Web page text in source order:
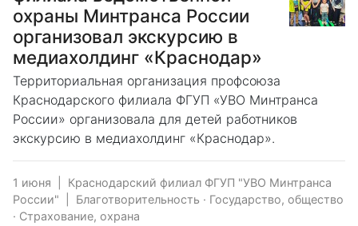
охраны Минтранса России
организовал экскурсию в
медиахолдинг «Краснодар»
Территориальная организация профсоюза
Краснодарского филиала ФГУП «УВО Минтранса
России» организовала для детей работников
экскурсию в медиахолдинг «Краснодар».
1 июня
Краснодарский филиал ФГУП "УВО Минтранса
России"
Благотворительность · Государство, общество
· Страхование, охрана